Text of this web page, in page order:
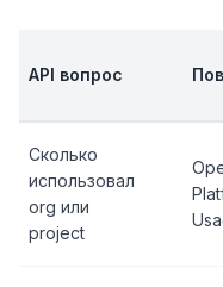
API вопрос
Сколько
использовал
org или
project